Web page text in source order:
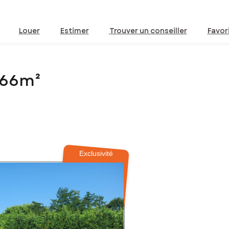
Louer Estimer Trouver un conseiller
Exclusivité